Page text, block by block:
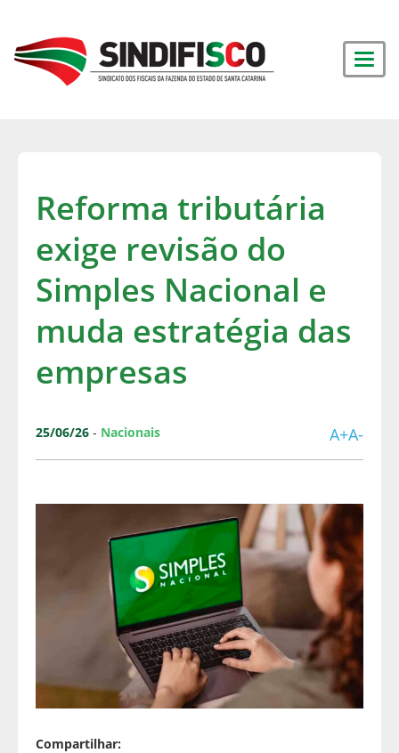
Reforma tributária
exige revisão do
Simples Nacional e
muda estratégia das
empresas
25/06/26 - Nacionais A+A-
Compartilhar: